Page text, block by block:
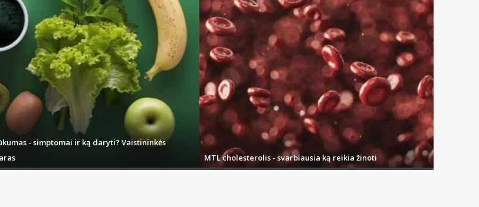
- simptomai ir ką daryti? Vaistininkės
MTL cholesterolis - svarbiausia ką reikia žinoti